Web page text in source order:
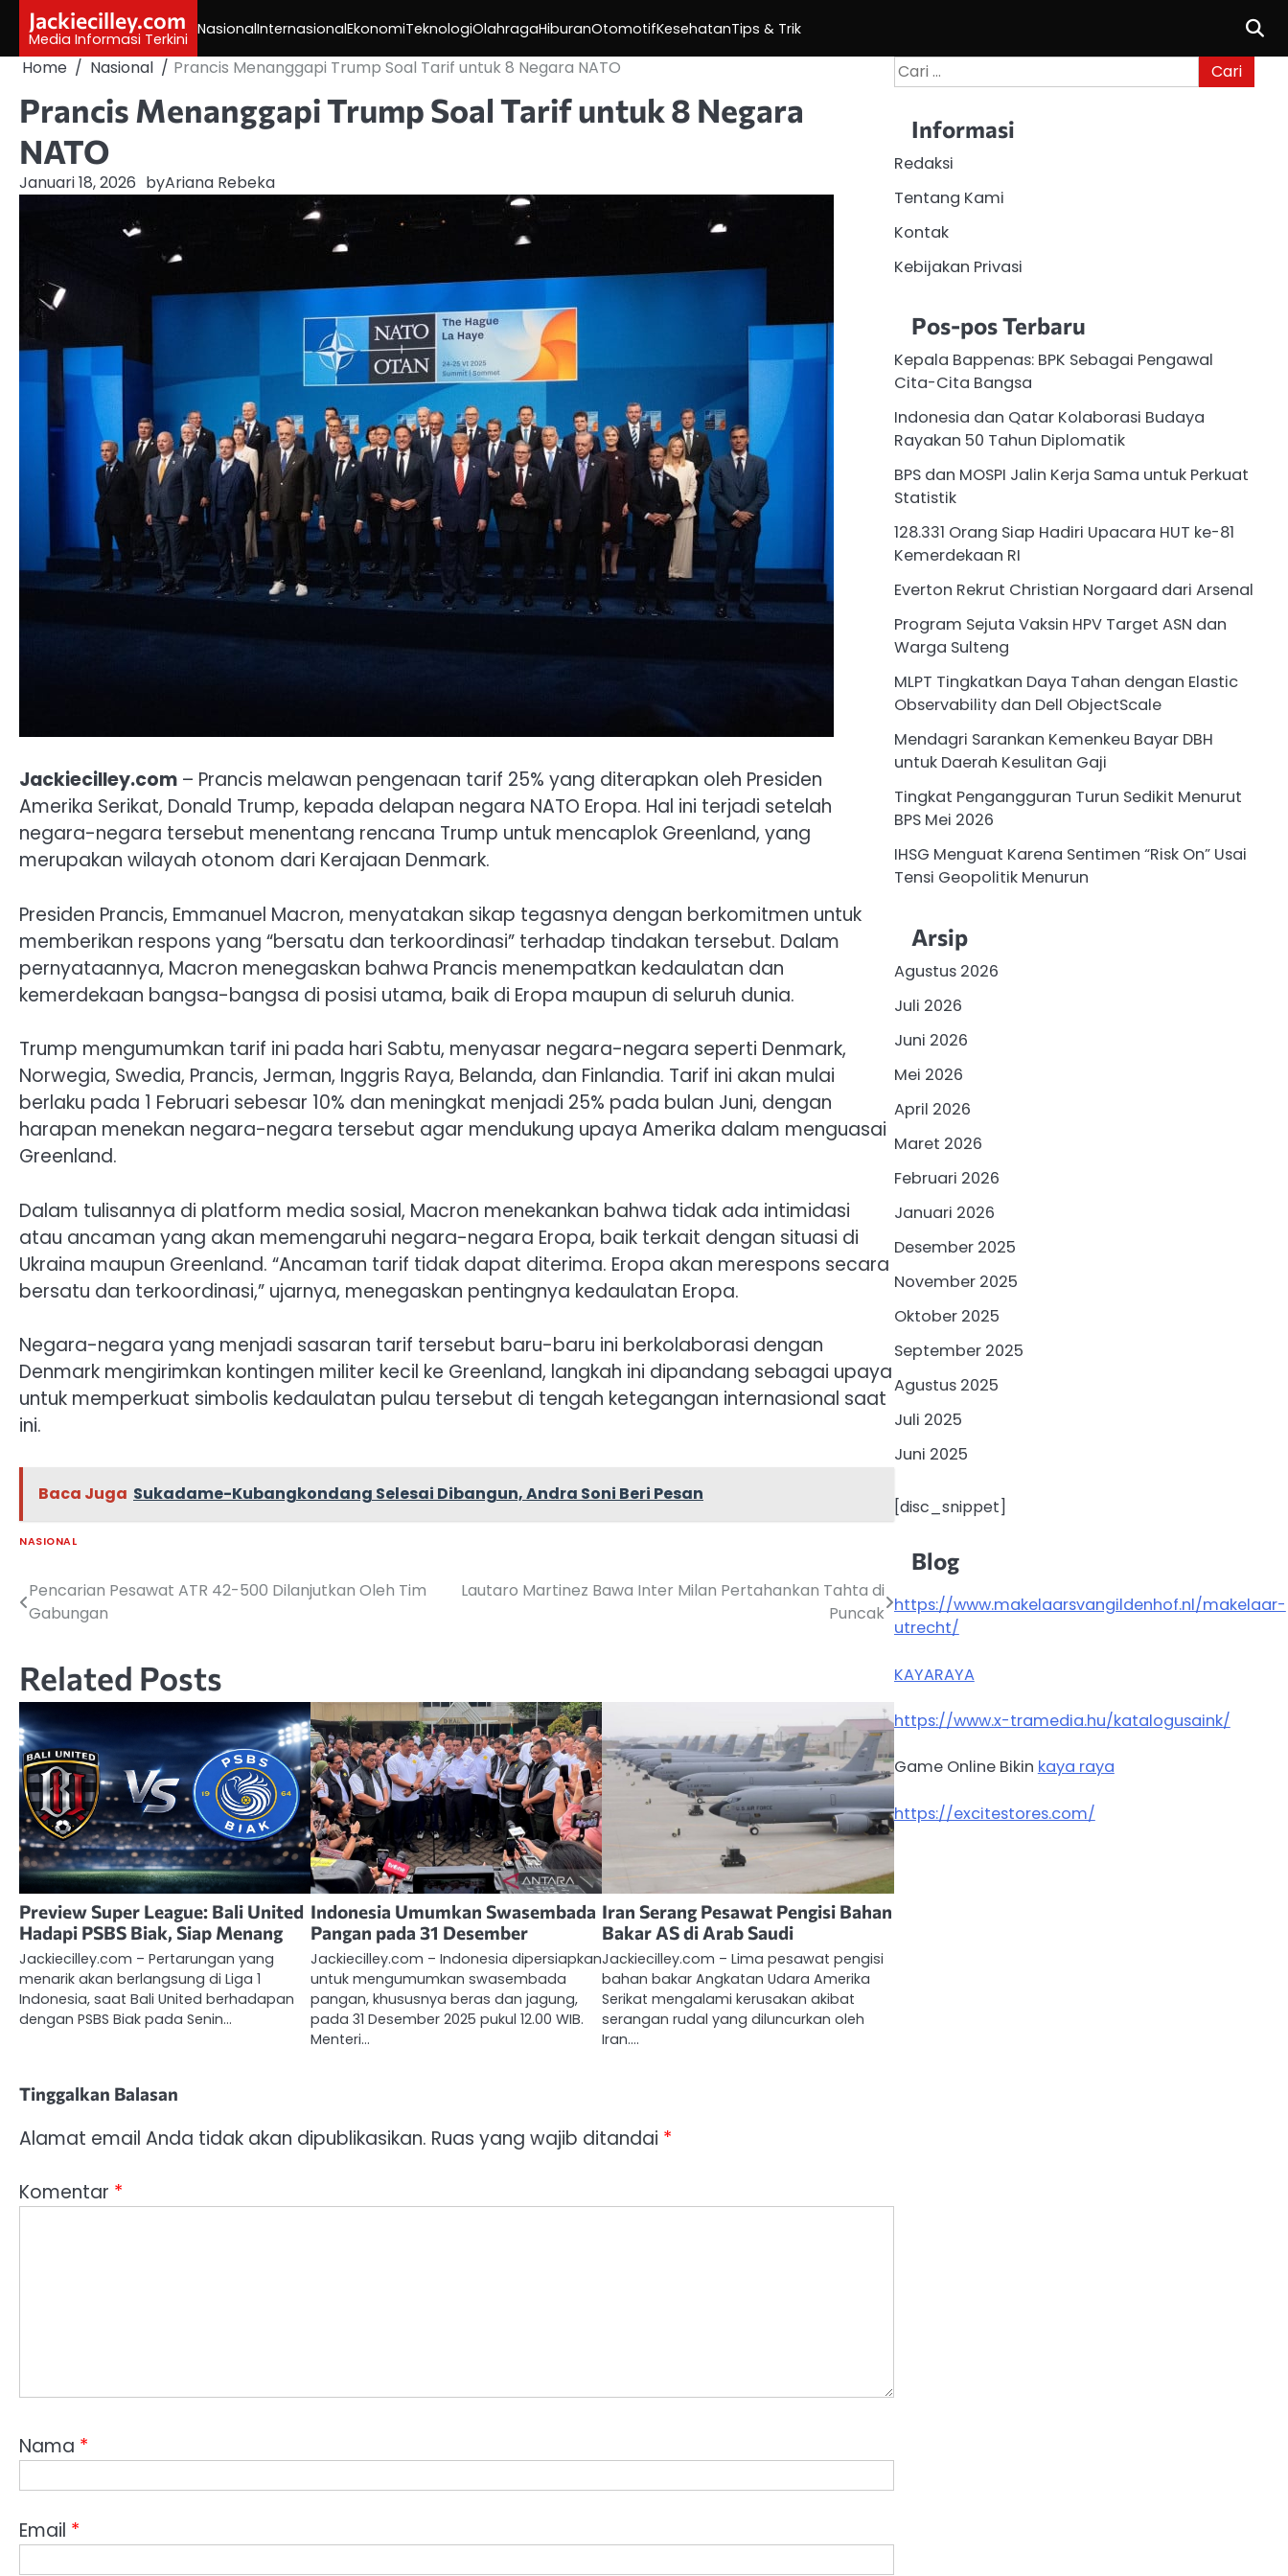
content
Jackiecilley.com
Media Informasi Terkini
NasionalInternasionalEkonomiTeknologiOlahragaHiburanOtomotifKesehatanTips & Trik
Home Nasional Prancis Menanggapi Trump Soal Tarif untuk 8 Negara NATO
Prancis Menanggapi Trump Soal Tarif untuk 8 Negara
NATO
Januari 18, 2026 byAriana Rebeka
Jackiecilley.com – Prancis melawan pengenaan tarif 25% yang diterapkan oleh Presiden
Amerika Serikat, Donald Trump, kepada delapan negara NATO Eropa. Hal ini terjadi setelah
negara-negara tersebut menentang rencana Trump untuk mencaplok Greenland, yang
merupakan wilayah otonom dari Kerajaan Denmark.
Presiden Prancis, Emmanuel Macron, menyatakan sikap tegasnya dengan berkomitmen untuk
memberikan respons yang “bersatu dan terkoordinasi” terhadap tindakan tersebut. Dalam
pernyataannya, Macron menegaskan bahwa Prancis menempatkan kedaulatan dan
kemerdekaan bangsa-bangsa di posisi utama, baik di Eropa maupun di seluruh dunia.
Trump mengumumkan tarif ini pada hari Sabtu, menyasar negara-negara seperti Denmark,
Norwegia, Swedia, Prancis, Jerman, Inggris Raya, Belanda, dan Finlandia. Tarif ini akan mulai
berlaku pada 1 Februari sebesar 10% dan meningkat menjadi 25% pada bulan Juni, dengan
harapan menekan negara-negara tersebut agar mendukung upaya Amerika dalam menguasai
Greenland.
Dalam tulisannya di platform media sosial, Macron menekankan bahwa tidak ada intimidasi
atau ancaman yang akan memengaruhi negara-negara Eropa, baik terkait dengan situasi di
Ukraina maupun Greenland. “Ancaman tarif tidak dapat diterima. Eropa akan merespons secara
bersatu dan terkoordinasi,” ujarnya, menegaskan pentingnya kedaulatan Eropa.
Negara-negara yang menjadi sasaran tarif tersebut baru-baru ini berkolaborasi dengan
Denmark mengirimkan kontingen militer kecil ke Greenland, langkah ini dipandang sebagai upaya
untuk memperkuat simbolis kedaulatan pulau tersebut di tengah ketegangan internasional saat
ini.
Baca Juga Sukadame-Kubangkondang Selesai Dibangun, Andra Soni Beri Pesan
NASIONAL
Navigasi
Pencarian Pesawat ATR 42-500 Dilanjutkan Oleh Tim
Gabungan
Lautaro Martinez Bawa Inter Milan Pertahankan Tahta di
Puncak
Related Posts
Preview Super League: Bali United
Hadapi PSBS Biak, Siap Menang
Jackiecilley.com – Pertarungan yang
menarik akan berlangsung di Liga 1
Indonesia, saat Bali United berhadapan
dengan PSBS Biak pada Senin…
Indonesia Umumkan Swasembada
Pangan pada 31 Desember
Jackiecilley.com – Indonesia dipersiapkan
untuk mengumumkan swasembada
pangan, khususnya beras dan jagung,
pada 31 Desember 2025 pukul 12.00 WIB.
Menteri…
Iran Serang Pesawat Pengisi Bahan
Bakar AS di Arab Saudi
Jackiecilley.com – Lima pesawat pengisi
bahan bakar Angkatan Udara Amerika
Serikat mengalami kerusakan akibat
serangan rudal yang diluncurkan oleh
Iran.…
Tinggalkan Balasan
Alamat email Anda tidak akan dipublikasikan. Ruas yang wajib ditandai *
Komentar *
Nama *
Email *
Cari
untuk:
Informasi
Redaksi
Tentang Kami
Kontak
Kebijakan Privasi
Pos-pos Terbaru
Kepala Bappenas: BPK Sebagai Pengawal
Cita-Cita Bangsa
Indonesia dan Qatar Kolaborasi Budaya
Rayakan 50 Tahun Diplomatik
BPS dan MOSPI Jalin Kerja Sama untuk Perkuat
Statistik
128.331 Orang Siap Hadiri Upacara HUT ke-81
Kemerdekaan RI
Everton Rekrut Christian Norgaard dari Arsenal
Program Sejuta Vaksin HPV Target ASN dan
Warga Sulteng
MLPT Tingkatkan Daya Tahan dengan Elastic
Observability dan Dell ObjectScale
Mendagri Sarankan Kemenkeu Bayar DBH
untuk Daerah Kesulitan Gaji
Tingkat Pengangguran Turun Sedikit Menurut
BPS Mei 2026
IHSG Menguat Karena Sentimen “Risk On” Usai
Tensi Geopolitik Menurun
Arsip
Agustus 2026
Juli 2026
Juni 2026
Mei 2026
April 2026
Maret 2026
Februari 2026
Januari 2026
Desember 2025
November 2025
Oktober 2025
September 2025
Agustus 2025
Juli 2025
Juni 2025
[disc_snippet]
Blog
https://www.makelaarsvangildenhof.nl/makelaar-
utrecht/
KAYARAYA
https://www.x-tramedia.hu/katalogusaink/
Game Online Bikin kaya raya
https://excitestores.com/